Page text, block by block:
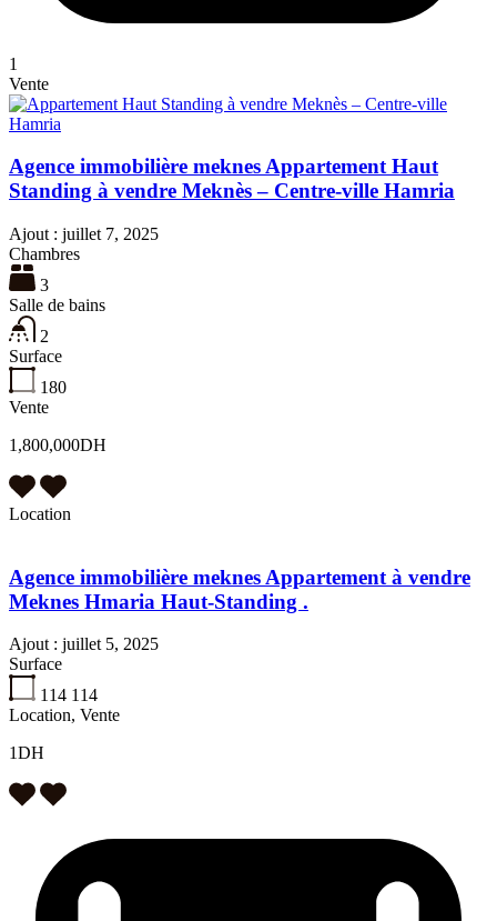
1
Vente
Agence immobilière meknes Appartement Haut
Standing à vendre Meknès – Centre-ville Hamria
Ajout : juillet 7, 2025
Chambres
3
Salle de bains
2
Surface
180
Vente
1,800,000DH
Location
Agence immobilière meknes Appartement à vendre
Meknes Hmaria Haut-Standing .
Ajout : juillet 5, 2025
Surface
114 114
Location, Vente
1DH